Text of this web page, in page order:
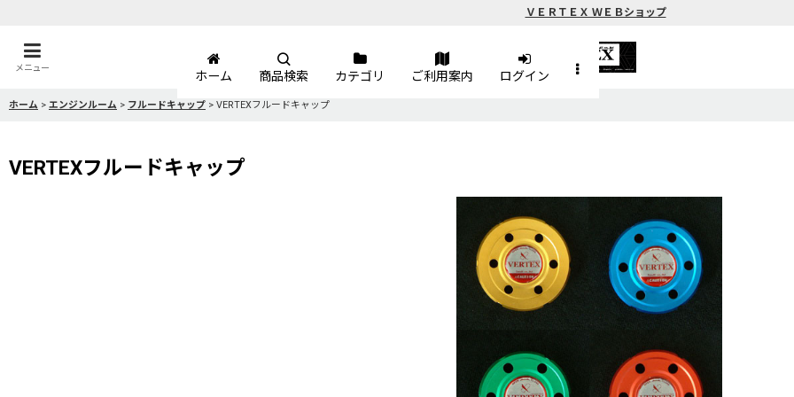
ＶＥＲＴＥＸ ＷＥＢショップ
メニュー
ホーム 商品検索 カテゴリ ご利用案内 ログイン
ホーム > エンジンルーム > フルードキャップ > VERTEXフルードキャップ
VERTEXフルードキャップ